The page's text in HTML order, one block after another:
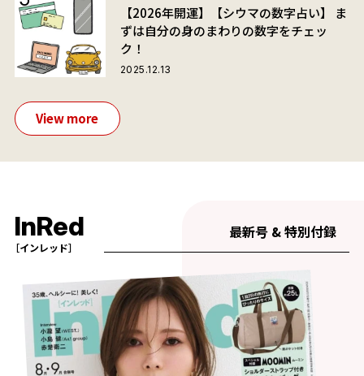
【2026年開運】【シウマの数字占い】 ま
ずは自分の身のまわりの数字をチェッ
ク！
2025.12.13
View more
InRed
［インレッド］
最新号 & 特別付録